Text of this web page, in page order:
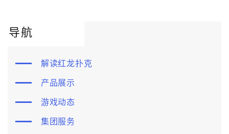
导航
解读红龙扑克
产品展示
游戏动态
集团服务